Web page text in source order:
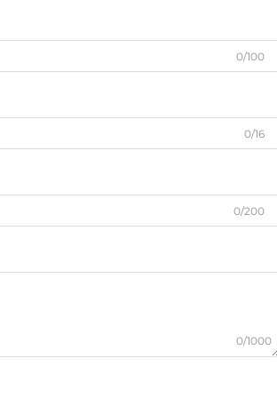
0/100
0/16
0/200
0/1000